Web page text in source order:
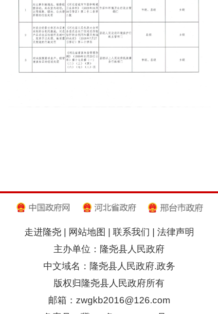
走进隆尧| 网站地图 联系我们
法律声明
主办单位：隆尧县人民政府
中文域名：隆尧县人民政府.政务
版权归隆尧县人民政府所有
邮箱：zwgkb2016@126.com